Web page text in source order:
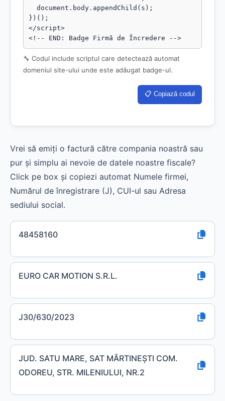
})();
</script>
<!-- END: Badge Firmă de Încredere -->
🔧 Codul include scriptul care detectează automat
domeniul site-ului unde este adăugat badge-ul.
📋 Copiază codul
Vrei să emiți o factură către compania noastră sau
pur și simplu ai nevoie de datele noastre fiscale?
Click pe box și copiezi automat Numele firmei,
Numărul de înregistrare (J), CUI-ul sau Adresa
sediului social.
48458160
EURO CAR MOTION S.R.L.
J30/630/2023
JUD. SATU MARE, SAT MĂRTINEŞTI COM.
ODOREU, STR. MILENIULUI, NR.2